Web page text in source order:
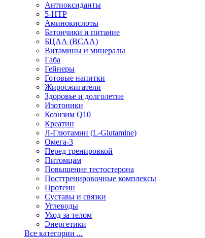
Антиоксиданты
5-HTP
Аминокислоты
Батончики и питание
БЦАА (BCAA)
Витамины и минералы
Габа
Гейнеры
Готовые напитки
Жиросжигатели
Здоровье и долголетие
Изотоники
Коэнзим Q10
Креатин
Л-Глютамин (L-Glutamine)
Омега-3
Перед тренировкой
Питомцам
Повышение тестостерона
Посттренировочные комплексы
Протеин
Суставы и связки
Углеводы
Уход за телом
Энергетики
Все категории ...